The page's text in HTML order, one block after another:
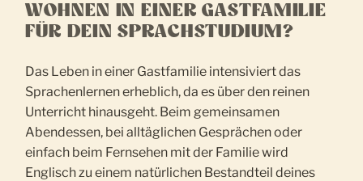
WOHNEN IN EINER GASTFAMILIE
FÜR DEIN SPRACHSTUDIUM?
Das Leben in einer Gastfamilie intensiviert das
Sprachenlernen erheblich, da es über den reinen
Unterricht hinausgeht. Beim gemeinsamen
Abendessen, bei alltäglichen Gesprächen oder
einfach beim Fernsehen mit der Familie wird
Englisch zu einem natürlichen Bestandteil deines